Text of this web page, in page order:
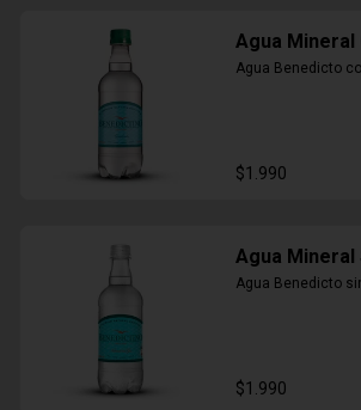
Agua Mineral
Agua Benedicto
$1.990
Agua Mineral
Agua Benedicto
$1.990